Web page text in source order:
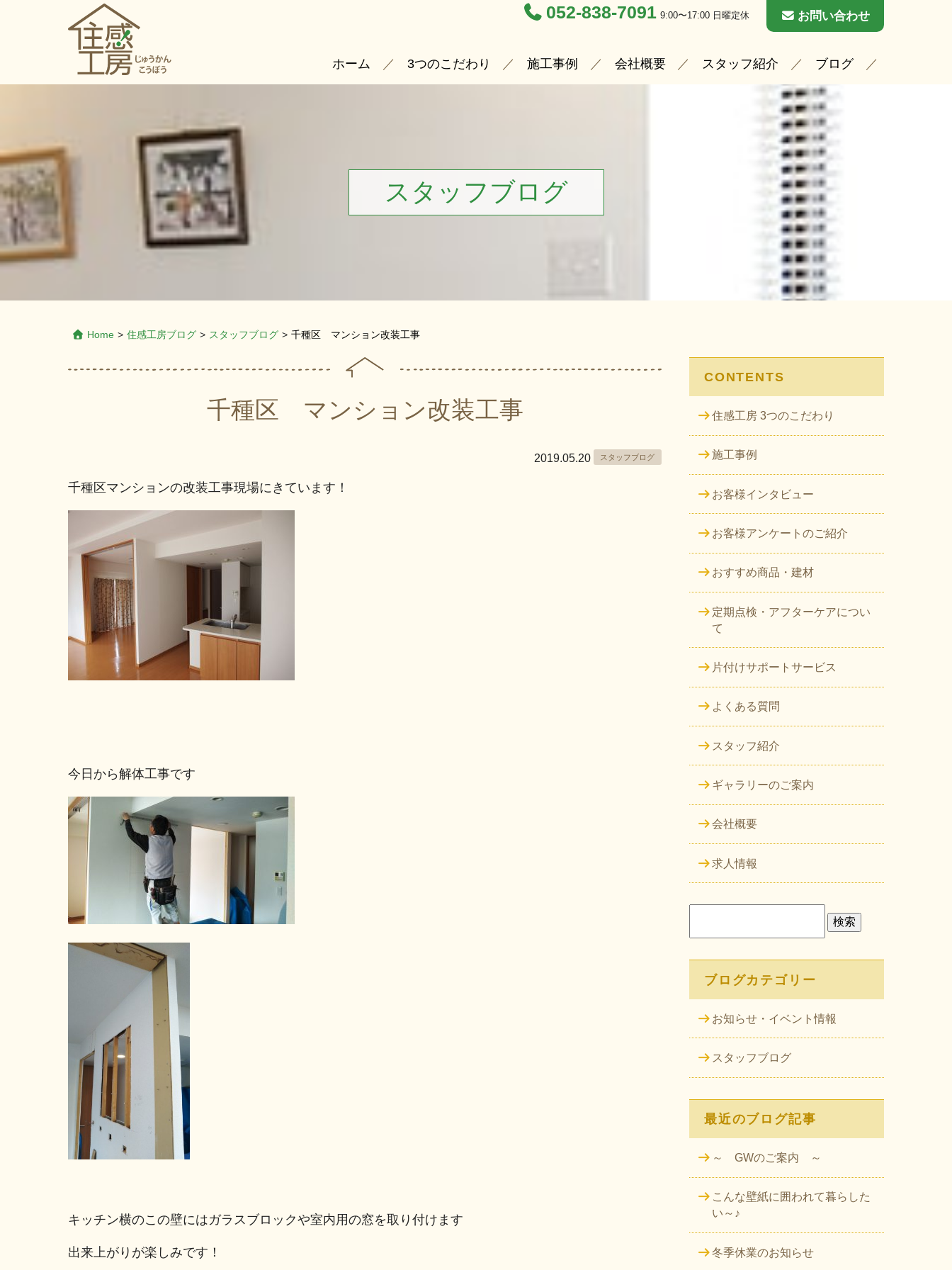
052-838-7091 9:00〜17:00 日曜定休 お問い合わせ
ホーム 3つのこだわり 施工事例 会社概要 スタッフ紹介 ブログ
スタッフブログ
Home > 住感工房ブログ > スタッフブログ > 千種区 マンション改装工事
千種区 マンション改装工事
2019.05.20 スタッフブログ
千種区マンションの改装工事現場にきています！
今日から解体工事です
キッチン横のこの壁にはガラスブロックや室内用の窓を取り付けます
出来上がりが楽しみです！
CONTENTS
住感工房 3つのこだわり
施工事例
お客様インタビュー
お客様アンケートのご紹介
おすすめ商品・建材
定期点検・アフターケアについ
て
片付けサポートサービス
よくある質問
スタッフ紹介
ギャラリーのご案内
会社概要
求人情報
ブログカテゴリー
お知らせ・イベント情報
スタッフブログ
最近のブログ記事
～ GWのご案内 ～
こんな壁紙に囲われて暮らした
い～♪
冬季休業のお知らせ